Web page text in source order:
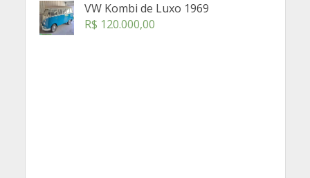
VW Kombi de Luxo 1969
R$ 120.000,00